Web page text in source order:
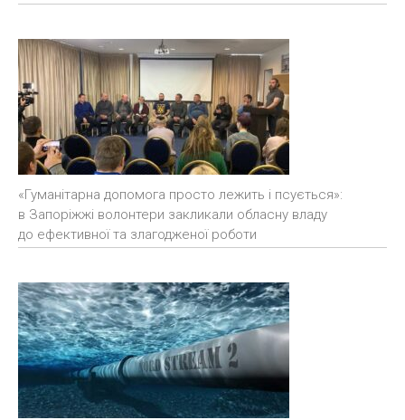
«Гуманітарна допомога просто лежить і псується»:
в Запоріжжі волонтери закликали обласну владу
до ефективної та злагодженої роботи